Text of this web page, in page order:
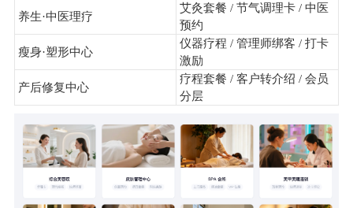
养生·中医理疗
艾灸套餐 / 节气调理卡 / 中医
预约
瘦身·塑形中心
仪器疗程 / 管理师绑客 / 打卡
激励
产后修复中心
疗程套餐 / 客户转介绍 / 会员
分层